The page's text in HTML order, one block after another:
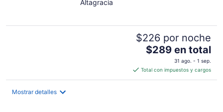
of
Altagracia
$226 por noche
El
es
de
$289 en total
31 ago. - 1 sep.
Total con impuestos y cargos
Mostrar detalles